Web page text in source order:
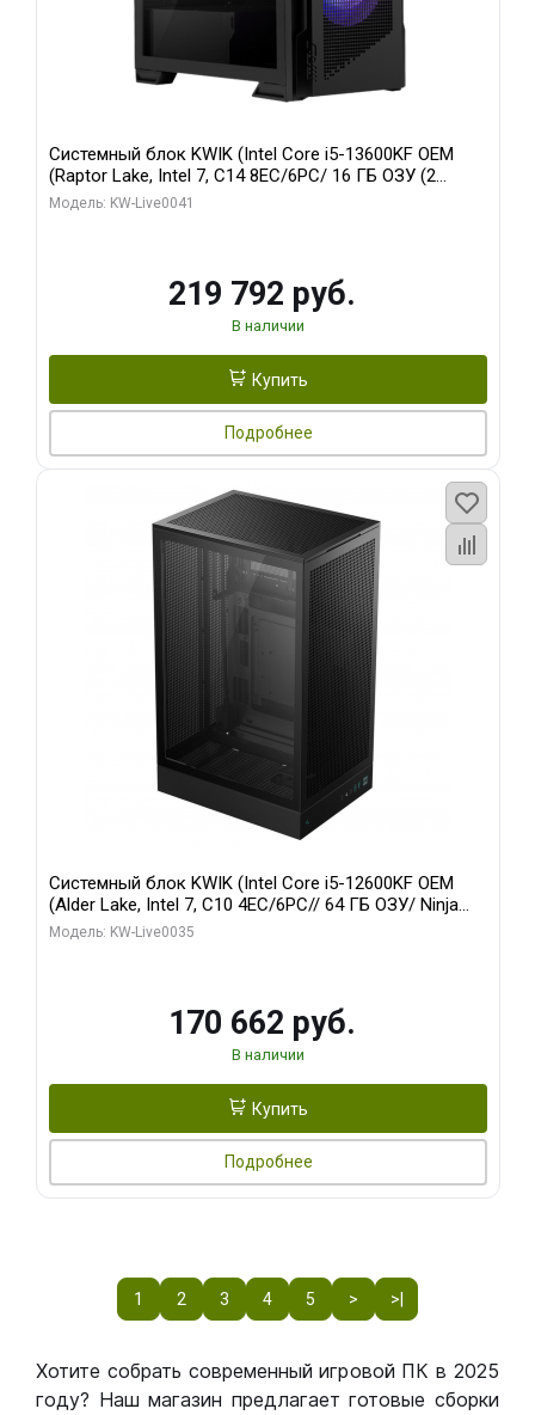
Системный блок KWIK (Intel Core i5-13600KF OEM
(Raptor Lake, Intel 7, C14 8EC/6PC/ 16 ГБ ОЗУ (2
модуля)/ Palit RTX5080 GAMINGPRO OC 16GB GDDR7
Модель: KW-Live0041
219 792 руб.
В наличии
Купить
Подробнее
Системный блок KWIK (Intel Core i5-12600KF OEM
(Alder Lake, Intel 7, C10 4EC/6PC// 64 ГБ ОЗУ/ Ninja
Sinotex GTX1650 4GB 128bit GDDR6 DVI DP HDMI 2/
Модель: KW-Live0035
170 662 руб.
В наличии
Купить
Подробнее
1 2 3 4 5 > >|
Хотите собрать современный игровой ПК в 2025
году? Наш магазин предлагает готовые сборки